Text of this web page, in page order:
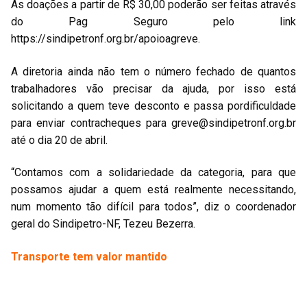
As doações a partir de R$ 30,00 poderão ser feitas através
do Pag Seguro pelo link
https://sindipetronf.org.br/apoioagreve.
A diretoria ainda não tem o número fechado de quantos
trabalhadores vão precisar da ajuda, por isso está
solicitando a quem teve desconto e passa pordificuldade
para enviar contracheques para greve@sindipetronf.org.br
até o dia 20 de abril.
“Contamos com a solidariedade da categoria, para que
possamos ajudar a quem está realmente necessitando,
num momento tão difícil para todos”, diz o coordenador
geral do Sindipetro-NF, Tezeu Bezerra.
Transporte tem valor mantido